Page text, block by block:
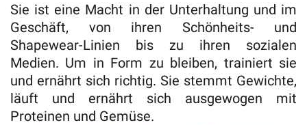
Sie ist eine Macht in der Unterhaltung und im
Geschäft, von ihren Schönheits- und
Shapewear-Linien bis zu ihren sozialen
Medien. Um in Form zu bleiben, trainiert sie
und ernährt sich richtig. Sie stemmt Gewichte,
läuft und ernährt sich ausgewogen mit
Proteinen und Gemüse.